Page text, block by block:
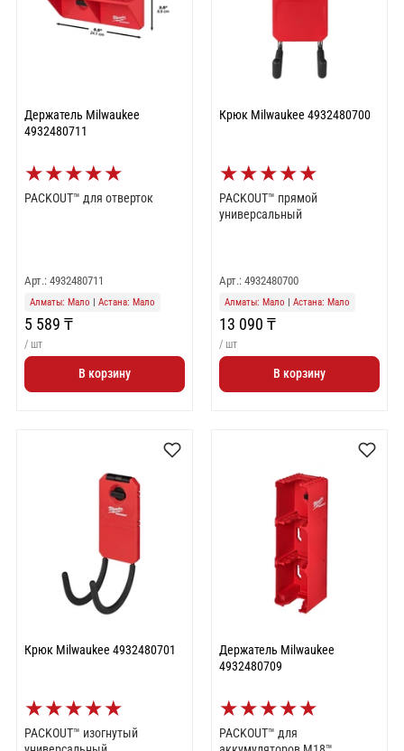
Держатель Milwaukee
4932480711
★★★★★
PACKOUT™ для отверток
Арт.: 4932480711
Алматы: Мало | Астана: Мало
5 589 ₸
/ шт
В корзину
Крюк Milwaukee 4932480700
★★★★★
PACKOUT™ прямой
универсальный
Арт.: 4932480700
Алматы: Мало | Астана: Мало
13 090 ₸
/ шт
В корзину
Крюк Milwaukee 4932480701
★★★★★
PACKOUT™ изогнутый
Держатель Milwaukee
4932480709
★★★★★
PACKOUT™ для